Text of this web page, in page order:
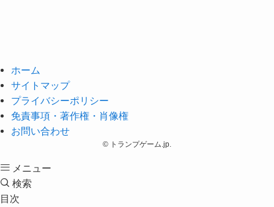
ホーム
サイトマップ
プライバシーポリシー
免責事項・著作権・肖像権
お問い合わせ
© トランプゲーム.jp.
メニュー
検索
目次